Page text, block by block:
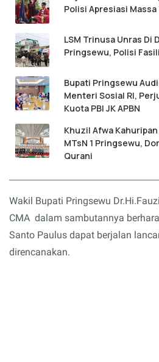
Polisi Apresiasi Massa
LSM Trinusa Unras Di
Pringsewu, Polisi
Bupati Pringsewu
Menteri Sosial RI,
Kuota PBI JK APBN
Khuzil Afwa
MTsN 1 Pringsewu,
Qurani
Wakil Bupati Pringsewu
CMA dalam sambutannya
Santo Paulus dapat berjalan
direncanakan.